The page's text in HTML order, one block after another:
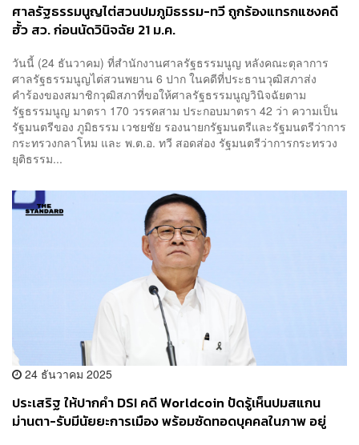
ศาลรัฐธรรมนูญไต่สวนปมภูมิธรรม-ทวี ถูกร้องแทรกแซงคดี
ฮั้ว สว. ก่อนนัดวินิจฉัย 21 ม.ค.
วันนี้ (24 ธันวาคม) ที่สำนักงานศาลรัฐธรรมนูญ หลังคณะตุลาการ
ศาลรัฐธรรมนูญไต่สวนพยาน 6 ปาก ในคดีที่ประธานวุฒิสภาส่ง
คำร้องของสมาชิกวุฒิสภาที่ขอให้ศาลรัฐธรรมนูญวินิจฉัยตาม
รัฐธรรมนูญ มาตรา 170 วรรคสาม ประกอบมาตรา 42 ว่า ความเป็น
รัฐมนตรีของ ภูมิธรรม เวชยชัย รองนายกรัฐมนตรีและรัฐมนตรีว่าการ
กระทรวงกลาโหม และ พ.ต.อ. ทวี สอดส่อง รัฐมนตรีว่าการกระทรวง
ยุติธรรม...
24 ธันวาคม 2025
ประเสริฐ ให้ปากคำ DSI คดี Worldcoin ปัดรู้เห็นปมสแกน
ม่านตา-รับมีนัยยะการเมือง พร้อมซัดทอดบุคคลในภาพ อยู่